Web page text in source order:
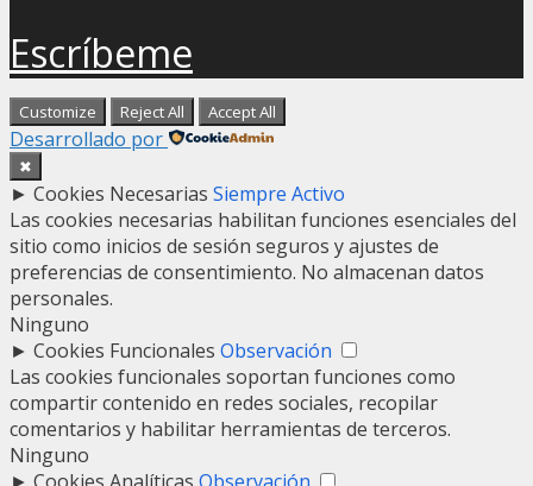
Escríbeme
Customize Reject All Accept All
Desarrollado por
✖
► Cookies Necesarias Siempre Activo
Las cookies necesarias habilitan funciones esenciales del
sitio como inicios de sesión seguros y ajustes de
preferencias de consentimiento. No almacenan datos
personales.
Ninguno
► Cookies Funcionales Observación
Las cookies funcionales soportan funciones como
compartir contenido en redes sociales, recopilar
comentarios y habilitar herramientas de terceros.
Ninguno